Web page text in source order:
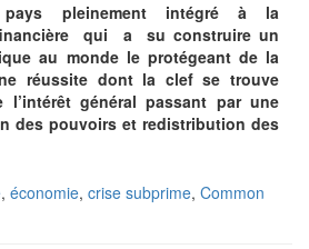
pays pleinement intégré à la
qui a su construire un
au monde le protégeant de la
réussite dont la clef se trouve
général passant par une
des pouvoirs et redistribution des
, économie, crise subprime, Common